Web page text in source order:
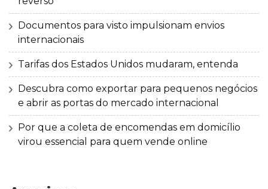
Documentos para visto impulsionam envios
internacionais
Tarifas dos Estados Unidos mudaram, entenda
Descubra como exportar para pequenos negócios
e abrir as portas do mercado internacional
Por que a coleta de encomendas em domicílio
virou essencial para quem vende online